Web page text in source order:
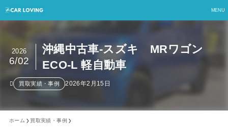
MENU
沖縄中古車-スズキ MRワゴン
ECO‐L 軽自動車
2026
6/02
買取実績・事例 2026年2月15日
ホーム 買取実績・事例